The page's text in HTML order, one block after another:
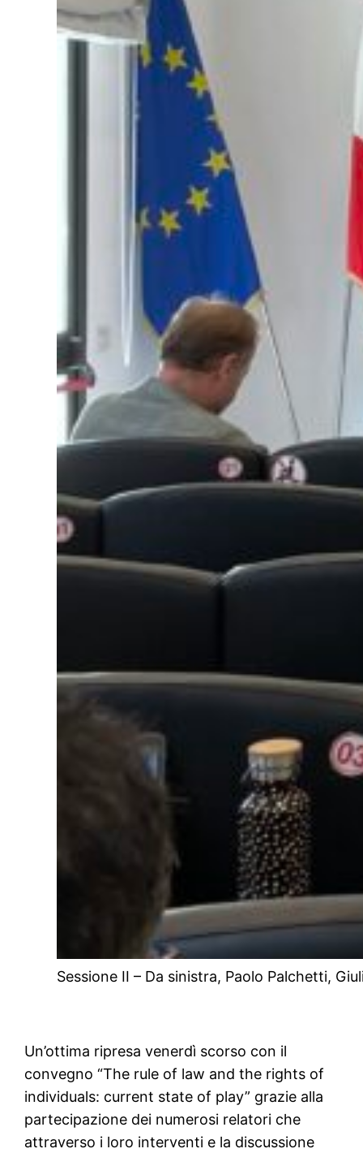
Sessione II – Da sinistra, Paolo Palchetti,
Un’ottima ripresa venerdì scorso con il
convegno “The rule of law and the rights of
individuals: current state of play” grazie alla
partecipazione dei numerosi relatori che
attraverso i loro interventi e la discussione